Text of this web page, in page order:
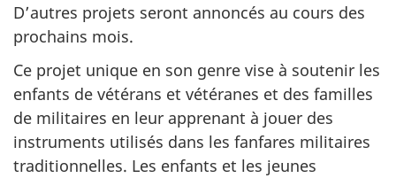
D’autres projets seront annoncés au cours des
prochains mois.
Ce projet unique en son genre vise à soutenir les
enfants de vétérans et vétéranes et des familles
de militaires en leur apprenant à jouer des
instruments utilisés dans les fanfares militaires
traditionnelles. Les enfants et les jeunes